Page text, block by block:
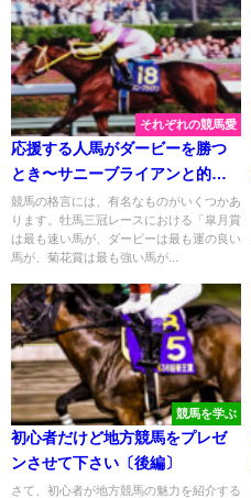
それぞれの競馬愛
応援する人馬がダービーを勝つ
とき〜サニーブライアンと的中
馬券〜
競馬の格言には、有名なものがいくつかあ
ります。牡馬三冠レースにおける「皐月賞
は最も速い馬が、ダービーは最も運の良い
馬が、菊花賞は最も強い馬が...
競馬を学ぶ
初心者だけど地方競馬をプレゼ
ンさせて下さい〔後編〕
さて、初心者が地方競馬の魅力を紹介する